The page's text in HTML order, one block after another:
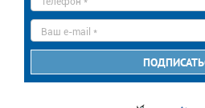
*
mail
*